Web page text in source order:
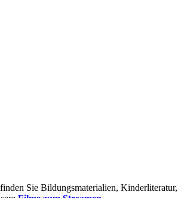
Sie Bildungsmaterialien,